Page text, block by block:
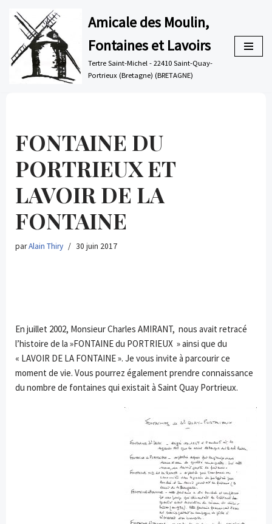
Aller
au
contenu
Amicale des Moulin,
Fontaines et Lavoirs
Tertre Saint-Michel - 22410 Saint-Quay-
Portrieux (Bretagne) (BRETAGNE)
FONTAINE DU
PORTRIEUX ET
LAVOIR DE LA
FONTAINE
parAlain Thiry 30 juin 2017
En juillet 2002, Monsieur Charles AMIRANT, nous avait retracé
l’histoire de la »FONTAINE du PORTRIEUX » ainsi que du
« LAVOIR DE LA FONTAINE ». Je vous invite à parcourir ce
moment de vie. Vous pourrez également prendre connaissance
du nombre de fontaines qui existait à Saint Quay Portrieux.